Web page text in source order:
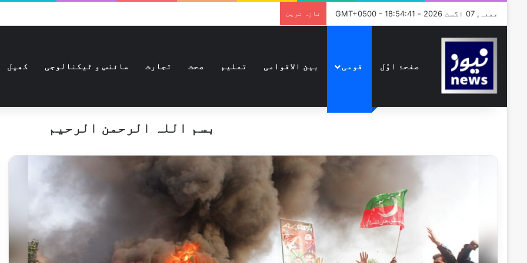
جمعہ, 07 اگست 2026 - GMT+0500 - 18:54:41 تازہ ترین
صفحۂ اوّل قومی بین الاقوامی تعلیم صحت تجارت سائنس و ٹیکنالوجی کھیل
بسم اللہ الرحمن الرحیم